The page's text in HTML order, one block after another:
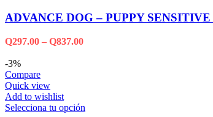
ADVANCE DOG – PUPPY
Q297.00 – Q837.00
-3%
Compare
Quick view
Add to wishlist
Selecciona tu opción